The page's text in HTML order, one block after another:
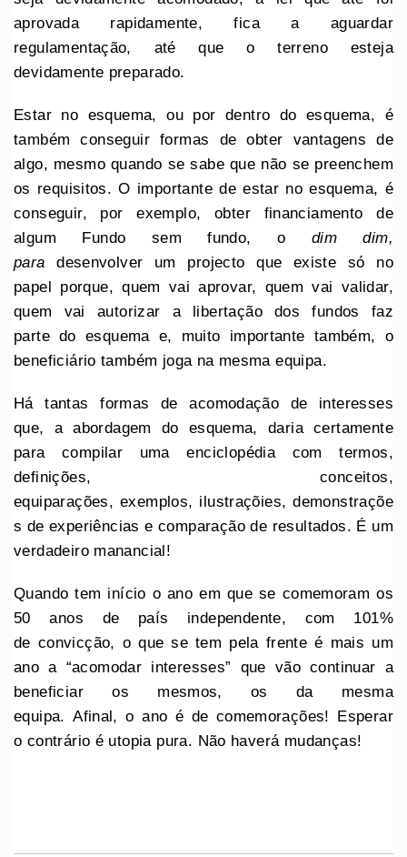
aprovada rapidamente, fica a aguardar
regulamentação, até que o terreno esteja
devidamente preparado.
Estar no esquema, ou por dentro do esquema, é
também conseguir formas de obter vantagens de
algo, mesmo quando se sabe que não se preenchem
os requisitos. O importante de estar no esquema, é
conseguir, por exemplo, obter financiamento de
algum Fundo sem fundo, o dim dim,
para desenvolver um projecto que existe só no
papel porque, quem vai aprovar, quem vai validar,
quem vai autorizar a libertação dos fundos faz
parte do esquema e, muito importante também, o
beneficiário também joga na mesma equipa.
Há tantas formas de acomodação de interesses
que, a abordagem do esquema, daria certamente
para compilar uma enciclopédia com termos,
definições, conceitos,
equiparações, exemplos, ilustraçõies, demonstraçõe
s de experiências e comparação de resultados. É um
verdadeiro manancial!
Quando tem início o ano em que se comemoram os
50 anos de país independente, com 101%
de convicção, o que se tem pela frente é mais um
ano a “acomodar interesses” que vão continuar a
beneficiar os mesmos, os da mesma
equipa. Afinal, o ano é de comemorações! Esperar
o contrário é utopia pura. Não haverá mudanças!